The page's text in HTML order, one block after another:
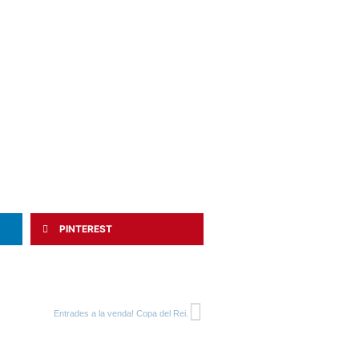
PINTEREST
Entrades a la venda! Copa del Rei.